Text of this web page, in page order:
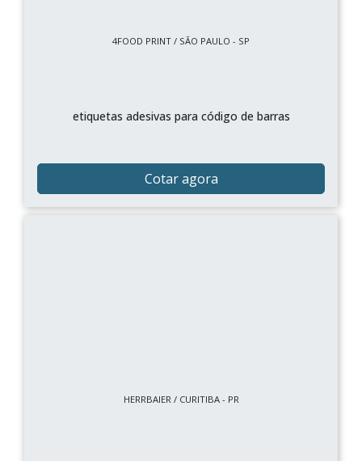
4FOOD PRINT / SÃO PAULO - SP
etiquetas adesivas para código de barras
Cotar agora
HERRBAIER / CURITIBA - PR